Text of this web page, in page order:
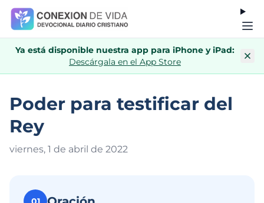
Ya está disponible nuestra app para iPhone y iPad:
Descárgala en el App Store
Poder para testificar del
Rey
viernes, 1 de abril de 2022